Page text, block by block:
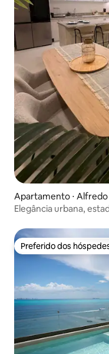
Apartamento ⋅ Alfredo
Elegância urbana,
Preferido dos
Preferido dos